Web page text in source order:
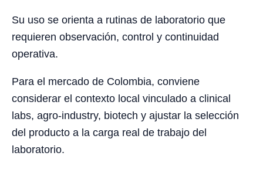
Su uso se orienta a rutinas de laboratorio que
requieren observación, control y continuidad
operativa.
Para el mercado de Colombia, conviene
considerar el contexto local vinculado a clinical
labs, agro-industry, biotech y ajustar la selección
del producto a la carga real de trabajo del
laboratorio.